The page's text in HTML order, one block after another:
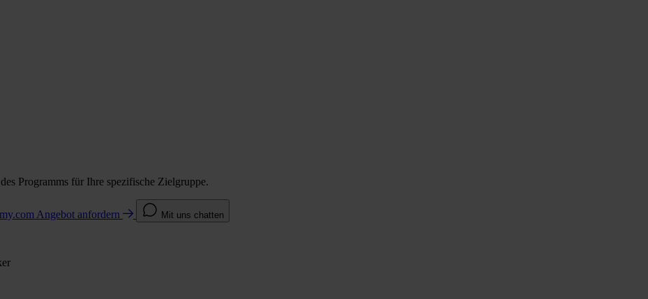
Programms für Ihre spezifische Zielgruppe.
Angebot anfordern Mit uns chatten